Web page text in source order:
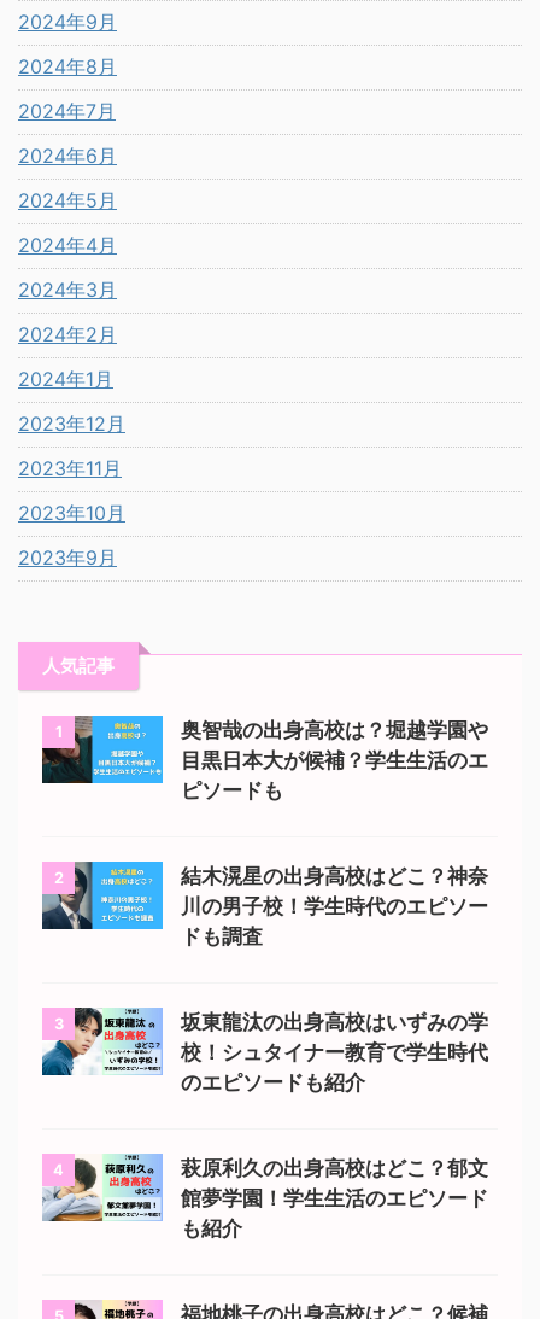
2024年9月
2024年8月
2024年7月
2024年6月
2024年5月
2024年4月
2024年3月
2024年2月
2024年1月
2023年12月
2023年11月
2023年10月
2023年9月
人気記事
1
奥智哉の出身高校は？堀越学園や
目黒日本大が候補？学生生活のエ
ピソードも
2
結木滉星の出身高校はどこ？神奈
川の男子校！学生時代のエピソー
ドも調査
3
坂東龍汰の出身高校はいずみの学
校！シュタイナー教育で学生時代
のエピソードも紹介
4
萩原利久の出身高校はどこ？郁文
館夢学園！学生生活のエピソード
も紹介
福地桃子の出身高校はどこ？候補